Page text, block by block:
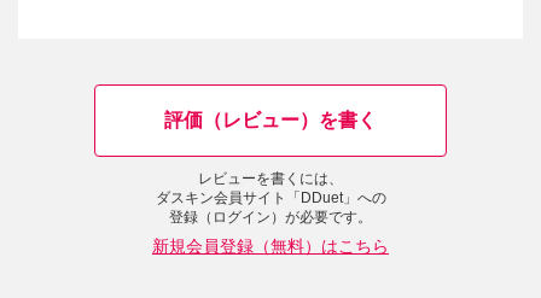
評価（レビュー）を書く
レビューを書くには、
ダスキン会員サイト「DDuet」への
登録（ログイン）が必要です。
新規会員登録（無料）はこちら